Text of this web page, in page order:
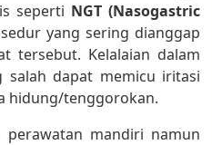
seperti NGT (Nasogastric
yang sering dianggap
tersebut. Kelalaian dalam
salah dapat memicu iritasi
hidung/tenggorokan.
mandiri namun